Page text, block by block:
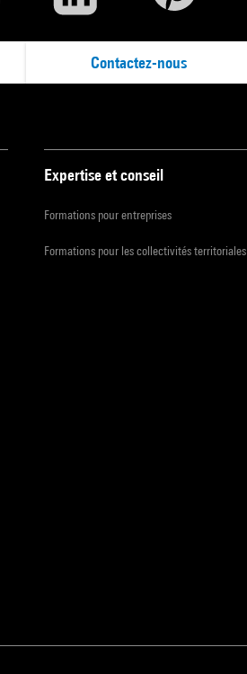
Contactez-nous
Expertise et conseil
Formations pour entreprises
Formations pour les collectivités territoriales